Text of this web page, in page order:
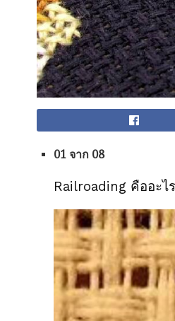
01 จาก 08
Railroading คืออะไ